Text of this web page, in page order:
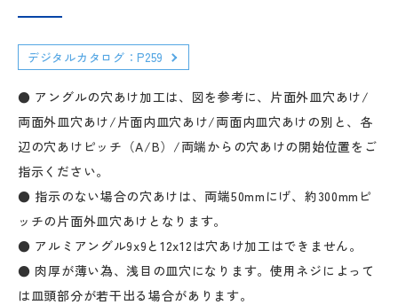
デジタルカタログ：P259
● アングルの穴あけ加工は、図を参考に、片面外皿穴あけ/
両面外皿穴あけ/片面内皿穴あけ/両面内皿穴あけの別と、各
辺の穴あけピッチ（A/B）/両端からの穴あけの開始位置をご
指示ください。
● 指示のない場合の穴あけは、両端50mmにげ、約300mmピ
ッチの片面外皿穴あけとなります。
● アルミアングル9x9と12x12は穴あけ加工はできません。
● 肉厚が薄い為、浅目の皿穴になります。使用ネジによって
は皿頭部分が若干出る場合があります。